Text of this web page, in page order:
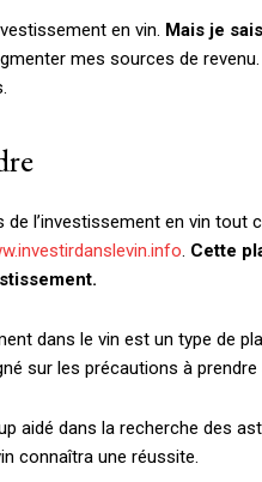
en vin. Mais je
mes sources de
de l’investissement en vin
. Cette
dans le vin est un type de
sur les précautions à prendre
aidé dans la recherche des
connaîtra une réussite.